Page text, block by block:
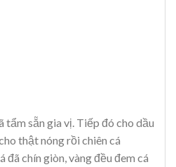
tẩm sẵn gia vị. Tiếp đó cho dầu
thật nóng rồi chiên cá
đã chín giòn, vàng đều đem cá